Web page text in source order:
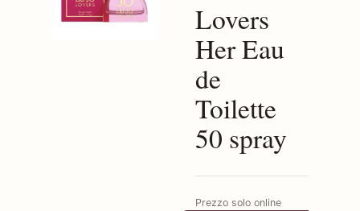
Lovers
Her Eau
de
Toilette
50 spray
Prezzo solo online